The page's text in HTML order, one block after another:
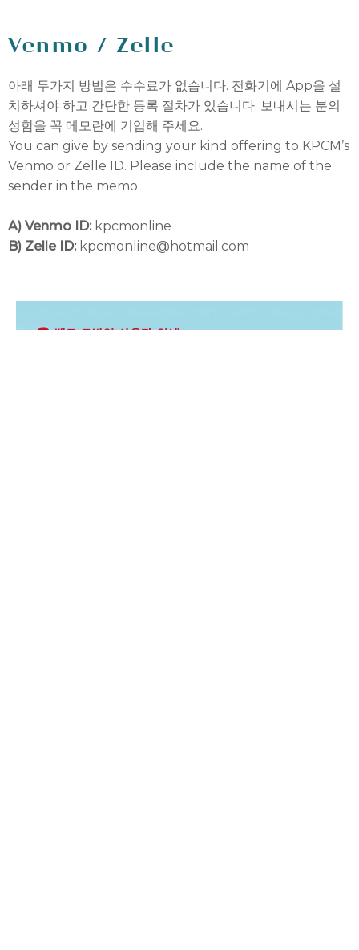
Venmo / Zelle
아래 두가지 방법은 수수료가 없습니다. 전화기에 App을 설
치하셔야 하고 간단한 등록 절차가 있습니다. 보내시는 분의
성함을 꼭 메모란에 기입해 주세요.
You can give by sending your kind offering to KPCM’s
Venmo or Zelle ID. Please include the name of the
sender in the memo.
A) Venmo ID:kpcmonline
B) Zelle ID:kpcmonline@hotmail.com